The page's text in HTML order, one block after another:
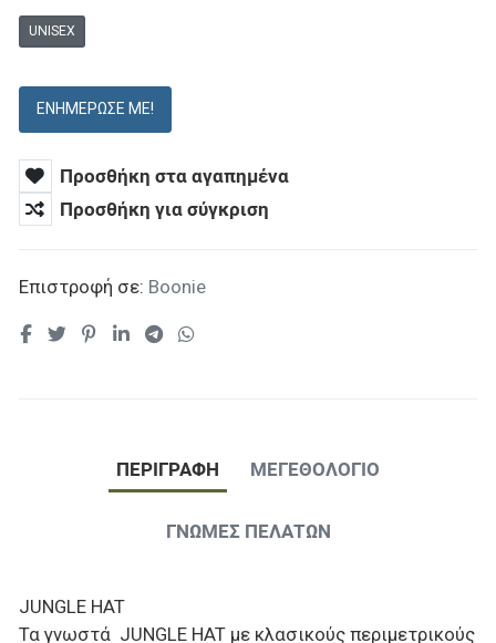
UNISEX
ΕΝΗΜΈΡΩΣΕ ΜΕ!
Προσθήκη στα αγαπημένα
Προσθήκη για σύγκριση
Επιστροφή σε: Boonie
ΠΕΡΙΓΡΑΦΉ ΜΕΓΕΘΟΛΟΓΙΟ
ΓΝΏΜΕΣ ΠΕΛΑΤΏΝ
JUNGLE HAT
Τα γνωστά JUNGLE HAT με κλασικούς περιμετρικούς